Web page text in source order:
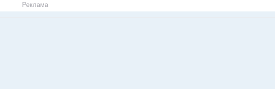
Реклама